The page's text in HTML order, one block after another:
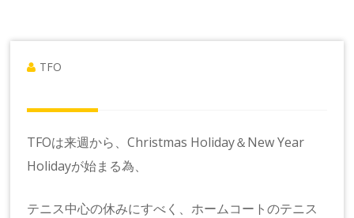
TFO
TFOは来週から、Christmas Holiday＆New Year
Holidayが始まる為、
テニス中心の休みにすべく、ホームコートのテニス